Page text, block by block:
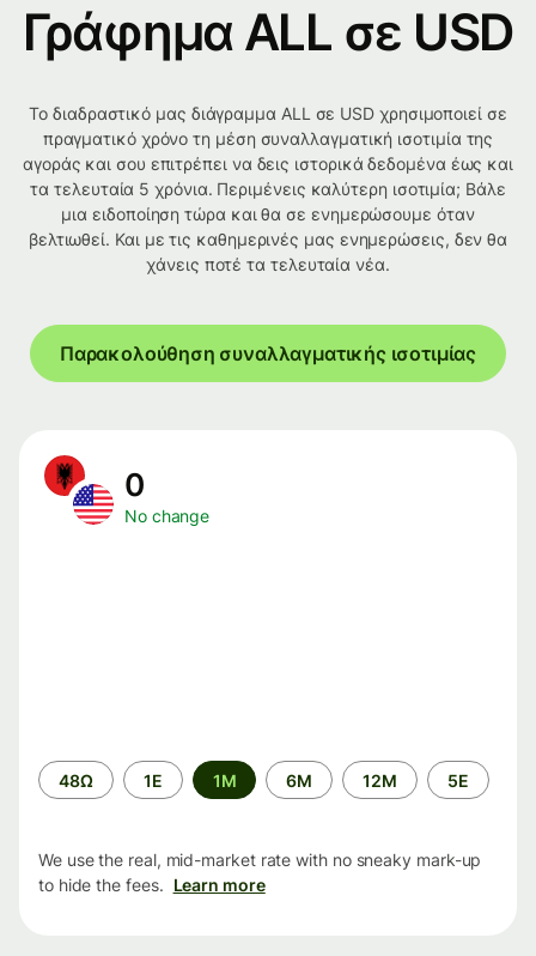
Γράφημα ALL σε USD
Το διαδραστικό μας διάγραμμα ALL σε USD χρησιμοποιεί σε
πραγματικό χρόνο τη μέση συναλλαγματική ισοτιμία της
αγοράς και σου επιτρέπει να δεις ιστορικά δεδομένα έως και
τα τελευταία 5 χρόνια. Περιμένεις καλύτερη ισοτιμία; Βάλε
μια ειδοποίηση τώρα και θα σε ενημερώσουμε όταν
βελτιωθεί. Και με τις καθημερινές μας ενημερώσεις, δεν θα
χάνεις ποτέ τα τελευταία νέα.
Παρακολούθηση συναλλαγματικής ισοτιμίας
0
No change
Time
period
48Ω 1Ε 1M 6M 12M 5Ε
We use the real, mid-market rate with no sneaky mark-up
to hide the fees. Learn more